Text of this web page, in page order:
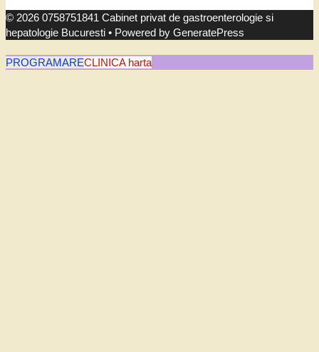
© 2026 0758751841 Cabinet privat de gastroenterologie si
hepatologie Bucuresti • Powered by GeneratePress
PROGRAMARECLINICA harta